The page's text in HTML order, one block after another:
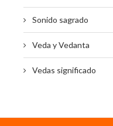
Sonido sagrado
Veda y Vedanta
Vedas significado